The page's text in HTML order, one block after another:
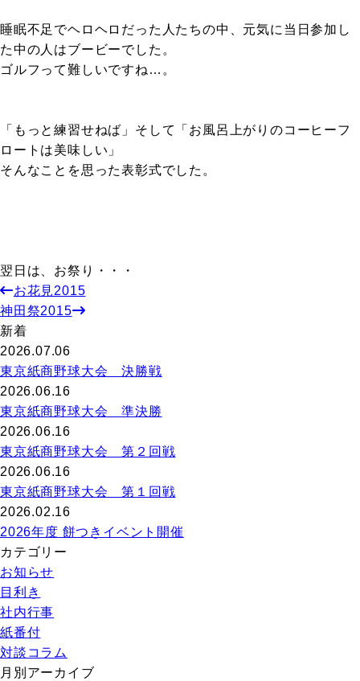
睡眠不足でヘロヘロだった人たちの中、元気に当日参加し
た中の人はブービーでした。
ゴルフって難しいですね…。
「もっと練習せねば」そして「お風呂上がりのコーヒーフ
ロートは美味しい」
そんなことを思った表彰式でした。
翌日は、お祭り・・・
お花見2015
神田祭2015
新着
2026.07.06
東京紙商野球大会 決勝戦
2026.06.16
東京紙商野球大会 準決勝
2026.06.16
東京紙商野球大会 第２回戦
2026.06.16
東京紙商野球大会 第１回戦
2026.02.16
2026年度 餅つきイベント開催
カテゴリー
お知らせ
目利き
社内行事
紙番付
対談コラム
月別アーカイブ